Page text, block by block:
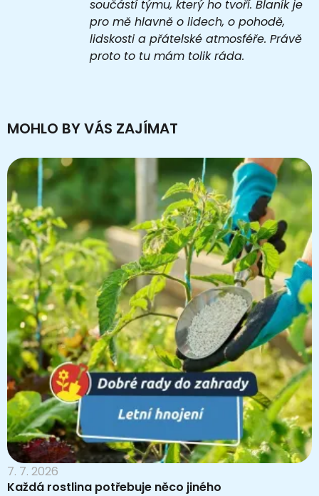
součástí týmu, který ho tvoří. Blaník je
pro mě hlavně o lidech, o pohodě,
lidskosti a přátelské atmosféře. Právě
proto to tu mám tolik ráda.
MOHLO BY VÁS ZAJÍMAT
7. 7. 2026
Každá rostlina potřebuje něco jiného